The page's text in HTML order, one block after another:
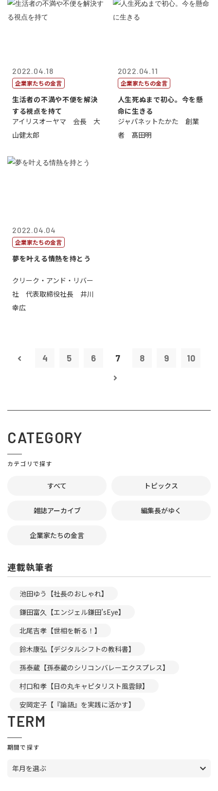
2022.04.18
企業家たちの金言
生活者の不満や不便を解決
する視点を持て
アイリスオーヤマ 会長 大
山健太郎
2022.04.11
企業家たちの金言
人生死ぬまで初心。今を懸
命に生きる
ジャパネットたかた 創業
者 髙田明
2022.04.04
企業家たちの金言
夢を叶える情熱を持とう
クリーク・アンド・リバー
社 代表取締役社長 井川
幸広
4 5 6 7 8 9 10
CATEGORY
カテゴリで探す
すべて トピックス
雑誌アーカイブ 編集長がゆく
企業家たちの金言
連載執筆者
池田ゆう【社長のおしゃれ】
鎌田富久【エンジェル鎌田’sEye】
北尾吉孝【世相を斬る！】
鈴木康弘【デジタルシフトの教科書】
孫泰蔵【孫泰蔵のシリコンバレーエクスプレス】
村口和孝【日の丸キャピタリスト風雲録】
安岡定子【『論語』を実践に活かす】
TERM
期間で探す
年月を選ぶ